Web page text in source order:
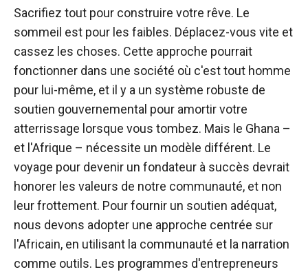
Sacrifiez tout pour construire votre rêve. Le
sommeil est pour les faibles. Déplacez-vous vite et
cassez les choses. Cette approche pourrait
fonctionner dans une société où c'est tout homme
pour lui-même, et il y a un système robuste de
soutien gouvernemental pour amortir votre
atterrissage lorsque vous tombez. Mais le Ghana –
et l'Afrique – nécessite un modèle différent. Le
voyage pour devenir un fondateur à succès devrait
honorer les valeurs de notre communauté, et non
leur frottement. Pour fournir un soutien adéquat,
nous devons adopter une approche centrée sur
l'Africain, en utilisant la communauté et la narration
comme outils. Les programmes d'entrepreneurs